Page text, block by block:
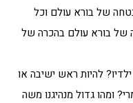
של בורא עולם וכל
של בורא עולם בהכרה של
להיות ראש ישיבה או
ומהו גדול מנהיגנו משה